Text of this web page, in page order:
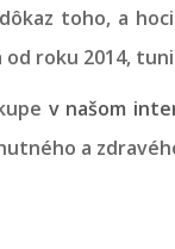
toho, a
roku 2014,
v našom
a